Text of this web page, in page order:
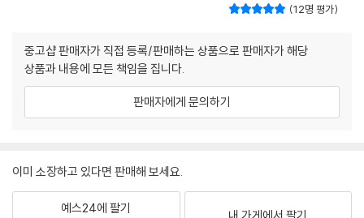
12명 평가
중고샵 판매자가 직접 등록/판매하는 상품으로 판매자가 해당
상품과 내용에 모든 책임을 집니다.
판매자에게 문의하기
이미 소장하고 있다면 판매해 보세요.
예스24에 팔기